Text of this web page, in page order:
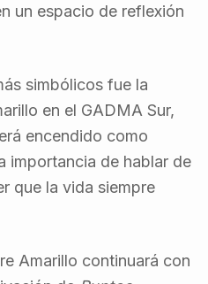
un espacio de reflexión
simbólicos fue la
en el GADMA Sur,
encendido como
importancia de hablar de
que la vida siempre
Amarillo continuará con